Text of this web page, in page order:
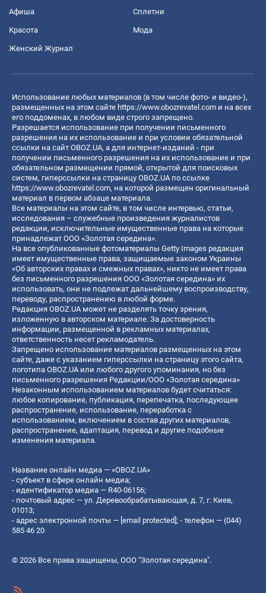
Афиша Сплетни
Красота Мода
Женский Журнал
Использование любых материалов (в том числе фото- и видео-),
размещенных на этом сайте https://www.obozrevatel.com и на всех
его поддоменах, в любом виде строго запрещено.
Разрешается использование при получении письменного
разрешения на их использование и при условии обязательной
ссылки на сайт OBOZ.UA, а для интернет-изданий - при
получении письменного разрешения на их использование и при
обязательном размещении прямой, открытой для поисковых
систем, гиперссылки на страницу OBOZ.UA по ссылке
https://www.obozrevatel.com, на которой размещен оригинальный
материал в первом абзаце материала.
Все материалы на этом сайте, в том числе интервью, статьи,
исследования – служебные произведения журналистов
редакции, исключительные имущественные права на которые
принадлежат ООО «Золотая середина».
На все опубликованные фотоматериалы Getty Images редакция
имеет имущественные права, защищаемые законом Украины
«Об авторских правах и смежных правах», никто не имеет права
без письменного разрешения ООО «Золотая середина» их
использовать, они не подлежат дальнейшему воспроизводству,
переводу, распространению в любой форме.
Редакция OBOZ.UA может не разделять точку зрения,
изложенную в авторском материале. За достоверность
информации, размещенной в рекламных материалах,
ответственность несет рекламодатель.
Запрещено использование материалов размещенных на этом
сайте, даже с указанием гиперссылки на страницу этого сайта,
логотипа OBOZ.UA или любого другого упоминания, но без
письменного разрешения Редакции/ООО «Золотая середина»
Незаконным использованием материалов будет считаться:
любое копирование, публикация, перепечатка, последующее
распространение, использование, переработка с
использованием, включением в состав других материалов,
распространение, адаптация, перевод и другие подобные
изменения материала.
Название онлайн медиа — «OBOZ.UA»
- субъект в сфере онлайн медиа;
- идентификатор медиа — R40-06156;
- почтовый адрес — ул. Деревообрабатывающая, д. 7, г. Киев,
01013;
- адрес электронной почты — [email protected] ; - телефон — (044)
585 46 20
© 2026 Все права защищены, ООО "Золотая середина".